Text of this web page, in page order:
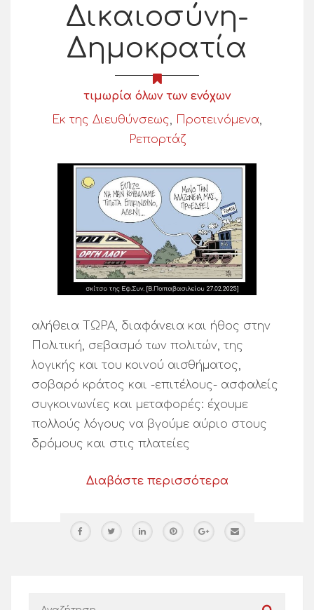
Δικαιοσύνη-
Δημοκρατία
τιμωρία όλων των ενόχων
Εκ της Διευθύνσεως, Προτεινόμενα,
Ρεπορτάζ
αλήθεια ΤΩΡΑ, διαφάνεια και ήθος στην
Πολιτική, σεβασμό των πολιτών, της
λογικής και του κοινού αισθήματος,
σοβαρό κράτος και -επιτέλους- ασφαλείς
συγκοινωνίες και μεταφορές: έχουμε
πολλούς λόγους να βγούμε αύριο στους
δρόμους και στις πλατείες
Διαβάστε περισσότερα